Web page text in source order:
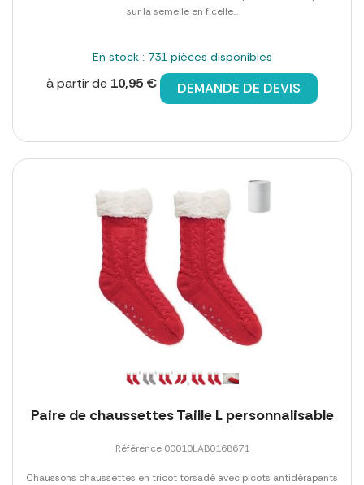
sur la semelle en ficelle...
En stock : 731 pièces disponibles
à partir de 10,95 € DEMANDE DE DEVIS
Paire de chaussettes Taille L personnalisable
Référence 00010LAB0168671
Chaussons chaussettes en tricot torsadé avec picots antidérapants